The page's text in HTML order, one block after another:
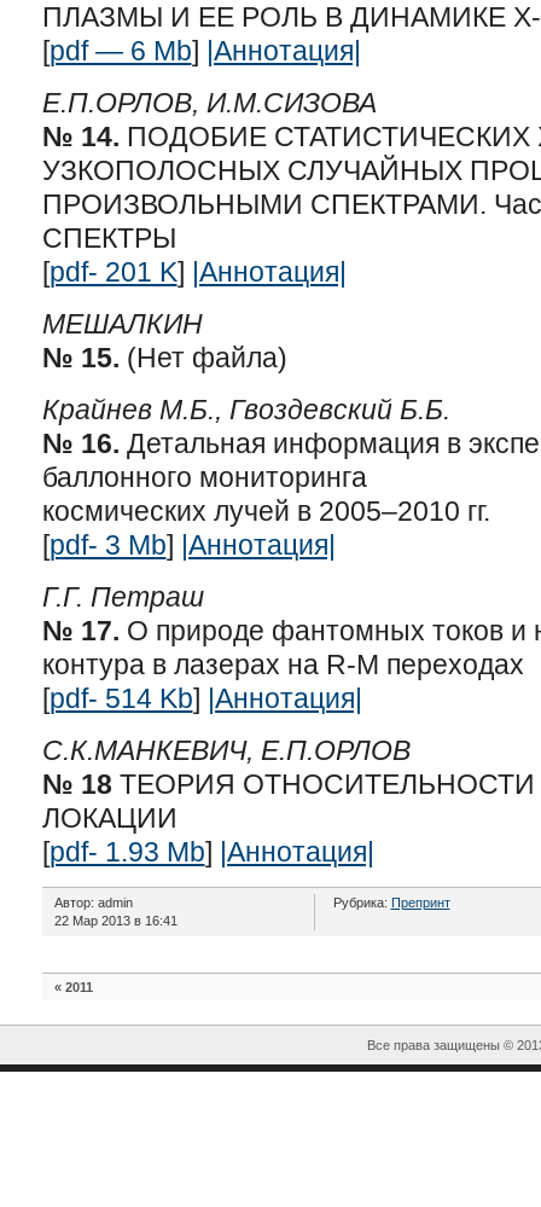
ПЛАЗМЫ И ЕЕ РОЛЬ В ДИНАМИКЕ
[pdf — 6 Mb] |Аннотация|
Е.П.ОРЛОВ, И.М.СИЗОВА
№ 14. ПОДОБИЕ СТАТИСТИЧЕСКИХ
УЗКОПОЛОСНЫХ СЛУЧАЙНЫХ
ПРОИЗВОЛЬНЫМИ СПЕКТРАМИ.
СПЕКТРЫ
[pdf- 201 K] |Аннотация|
МЕШАЛКИН
№ 15. (Нет файла)
Крайнев М.Б., Гвоздевский Б.Б.
№ 16. Детальная информация в
баллонного мониторинга
космических лучей в 2005–2010 гг.
[pdf- 3 Mb] |Аннотация|
Г.Г. Петраш
№ 17. О природе фантомных токов и
контура в лазерах на R-M переходах
[pdf- 514 Kb] |Аннотация|
С.К.МАНКЕВИЧ, Е.П.ОРЛОВ
№ 18 ТЕОРИЯ
ЛОКАЦИИ
[pdf- 1.93 Mb] |Аннотация|
Автор: admin
22 Мар 2013 в 16:41
Рубрика: Препринт
« 2011
Все права защищены ©